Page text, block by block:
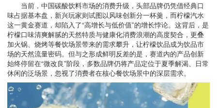
当前，中国碳酸饮料市场的消费升级，头部品牌仍凭借经典口
味占据基本盘，新兴玩家则试图以风味创新分一杯羹，而柠檬汽水
这一黄金赛道，却陷入了“高增长与低价值”的增长悖论。这背后，是
柠檬口味清爽解腻的天然特质与健康化消费浪潮的高度契合，更叠
加火锅、烧烤等餐饮场景带来的需求攀升，让柠檬饮品成为饮品市
场的天然流量密码。但与之形成鲜明反差的是，赛道内的产品创新
始终停留在“微改良”阶段，多数品牌仍将产品定位于夏季解渴、日常
休闲的泛场景，忽视了消费者在核心餐饮场景中的深层需求。